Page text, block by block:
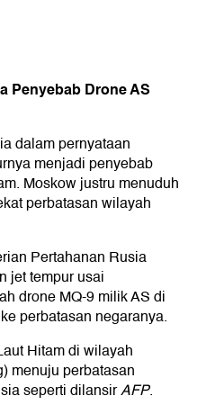
Penyebab Drone AS
dalam pernyataan
menjadi penyebab
Moskow justru menuduh
perbatasan wilayah
Pertahanan Rusia
jet tempur usai
drone MQ-9 milik AS di
perbatasan negaranya.
Hitam di wilayah
menuju perbatasan
seperti dilansirAFP.